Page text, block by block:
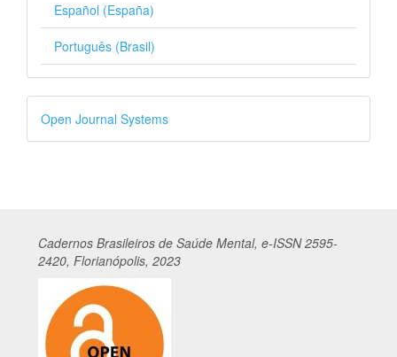
Español (España)
Português (Brasil)
Desenvolvido
por
Open Journal Systems
Cadernos Brasileiros de Saúde Mental, e-ISSN 2595-
2420, Florianópolis, 2023